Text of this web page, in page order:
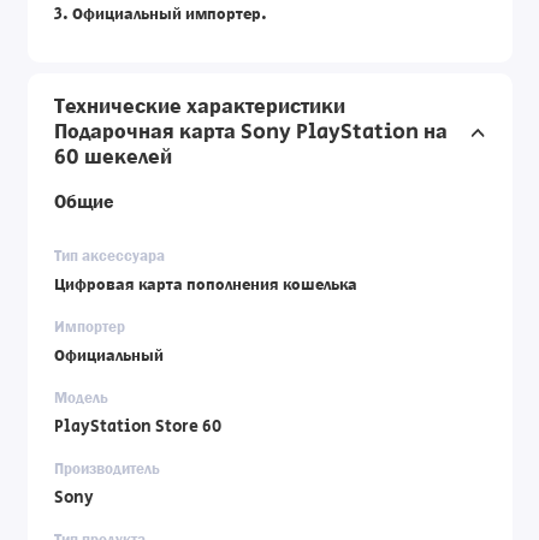
3. Официальный импортер.
Технические характеристики
Подарочная карта Sony PlayStation на
60 шекелей
Общие
Тип аксессуара
Цифровая карта пополнения кошелька
Импортер
Официальный
Модель
PlayStation Store 60
Производитель
Sony